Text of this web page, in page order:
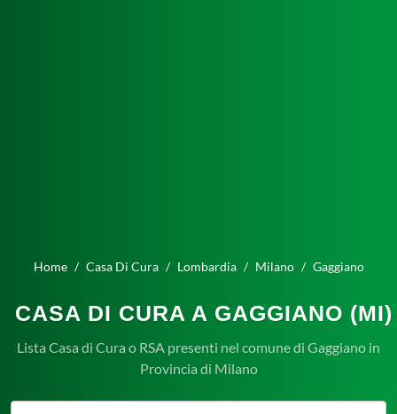
Home Casa Di Cura Lombardia Milano Gaggiano
CASA DI CURA A GAGGIANO (MI)
Lista Casa di Cura o RSA presenti nel comune di Gaggiano in
Provincia di Milano